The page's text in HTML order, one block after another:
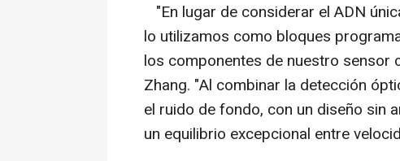
"En lugar de considerar el ADN
lo utilizamos como bloques
los componentes de nuestro sensor
Zhang. "Al combinar la detección
el ruido de fondo, con un diseño sin
un equilibrio excepcional entre